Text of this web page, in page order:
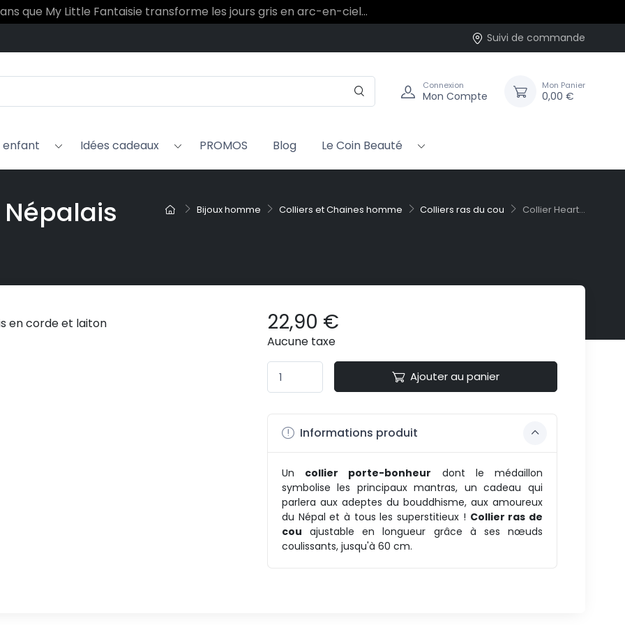
ans que My Little Fantaisie transforme les jours gris en arc-en-ciel…
Suivi de commande
Connexion
Mon Compte
Mon Panier
0,00 €
enfant Idées cadeaux PROMOS Blog Le Coin Beauté
Bijoux homme Colliers et Chaines homme Colliers ras du cou Collier Heart...
22,90 €
Aucune taxe
Ajouter au panier
Informations produit
Un collier porte-bonheur dont le médaillon
symbolise les principaux mantras, un cadeau qui
parlera aux adeptes du bouddhisme, aux amoureux
du Népal et à tous les superstitieux ! Collier ras de
cou ajustable en longueur grâce à ses nœuds
coulissants, jusqu'à 60 cm.